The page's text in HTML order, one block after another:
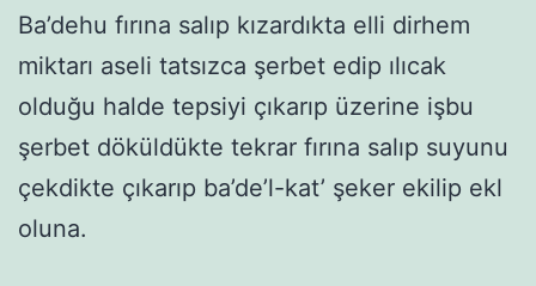
Ba’dehu fırına salıp kızardıkta elli dirhem
miktarı aseli tatsızca şerbet edip ılıcak
olduğu halde tepsiyi çıkarıp üzerine işbu
şerbet döküldükte tekrar fırına salıp suyunu
çekdikte çıkarıp ba’de’l-kat’ şeker ekilip ekl
oluna.